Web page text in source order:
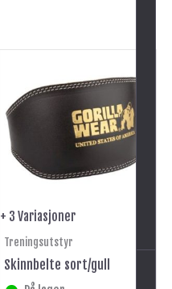
+ 3 Variasjoner
Treningsutstyr
Skinnbelte sort/gull
produktet
har
varianter.
kan
på